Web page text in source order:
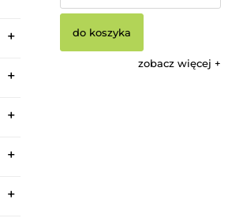
do koszyka
zobacz więcej